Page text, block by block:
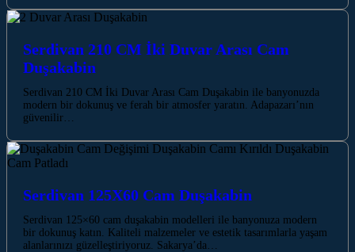
Serdivan 210 CM İki Duvar Arası Cam
Duşakabin
Serdivan 210 CM İki Duvar Arası Cam Duşakabin ile banyonuzda
modern bir dokunuş ve ferah bir atmosfer yaratın. Adapazarı’nın
güvenilir…
Serdivan 125X60 Cam Duşakabin
Serdivan 125×60 cam duşakabin modelleri ile banyonuza modern
bir dokunuş katın. Kaliteli malzemeler ve estetik tasarımlarla yaşam
alanlarınızı güzelleştiriyoruz. Sakarya’da…